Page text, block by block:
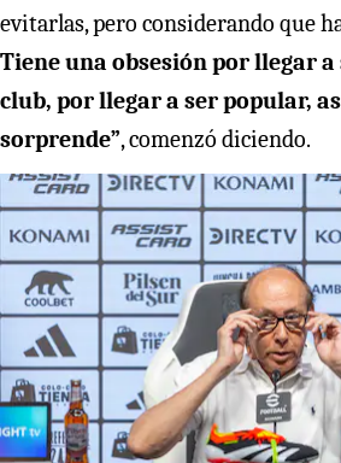
evitarlas, pero considerando que
Tiene una obsesión por llegar
club, por llegar a ser popular,
sorprende”, comenzó diciendo.